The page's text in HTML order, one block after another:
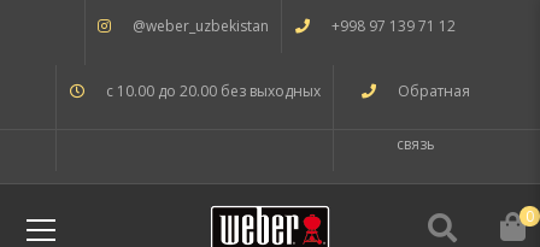
@weber_uzbekistan +998 97 139 71 12
с 10.00 до 20.00 без выходных Обратная
связь
0